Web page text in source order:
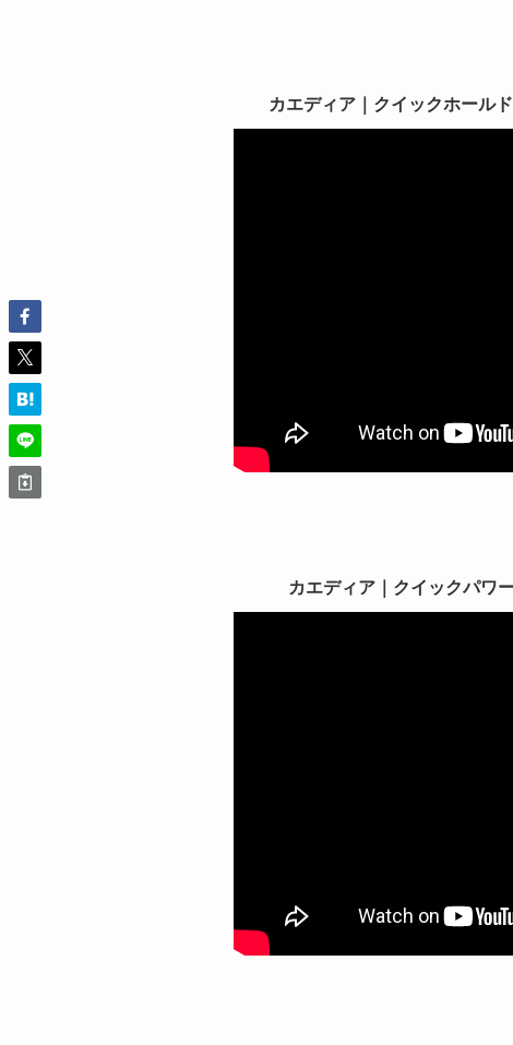
カエディア｜クイックホール
カエディア｜クイックパワ